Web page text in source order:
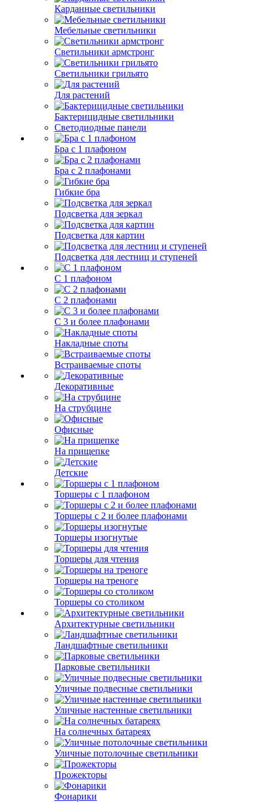
Карданные светильники
Мебельные светильники
Светильники армстронг
Светильники грильято
Для растений
Бактерицидные светильники
Светодиодные панели
Бра с 1 плафоном
Бра с 2 плафонами
Гибкие бра
Подсветка для зеркал
Подсветка для картин
Подсветка для лестниц и ступеней
С 1 плафоном
С 2 плафонами
С 3 и более плафонами
Накладные споты
Встраиваемые споты
Декоративные
На струбцине
Офисные
На прищепке
Детские
Торшеры с 1 плафоном
Торшеры с 2 и более плафонами
Торшеры изогнутые
Торшеры для чтения
Торшеры на треноге
Торшеры со столиком
Архитектурные светильники
Ландшафтные светильники
Парковые светильники
Уличные подвесные светильники
Уличные настенные светильники
На солнечных батареях
Уличные потолочные светильники
Прожекторы
Фонарики